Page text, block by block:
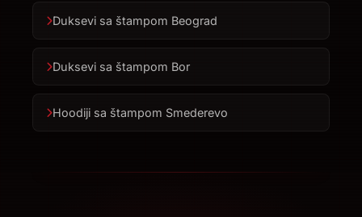
Duksevi sa štampom Beograd
Duksevi sa štampom Bor
Hoodiji sa štampom Smederevo